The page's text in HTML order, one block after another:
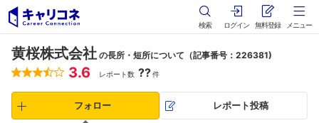
検索 ログイン 無料登録 メニュー
黄桜株式会社 の長所・短所について（記事番号：226381)
3.6 レポート数 ??件
フォロー レポート投稿